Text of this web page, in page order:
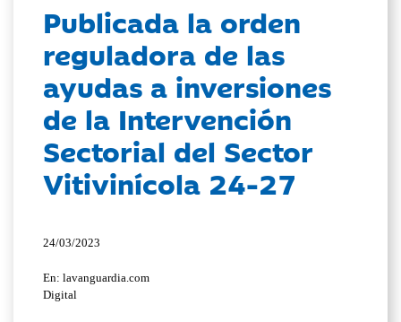
Publicada la orden
reguladora de las
ayudas a inversiones
de la Intervención
Sectorial del Sector
Vitivinícola 24-27
24/03/2023
En: lavanguardia.com
Digital